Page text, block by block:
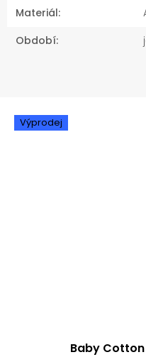
Materiál:
Období:
Výprodej
Baby